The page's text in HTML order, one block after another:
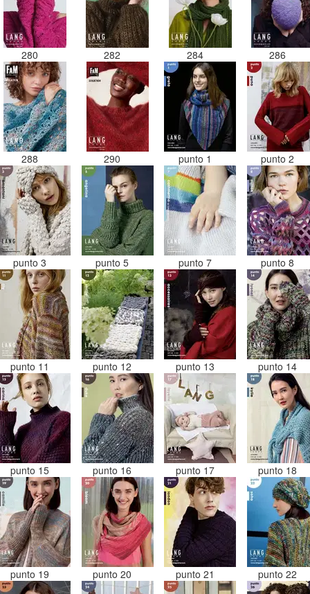
280 282 284 286
288 290 punto 1 punto 2
punto 3 punto 5 punto 7 punto 8
punto 11 punto 12 punto 13 punto 14
punto 15 punto 16 punto 17 punto 18
punto 19 punto 20 punto 21 punto 22